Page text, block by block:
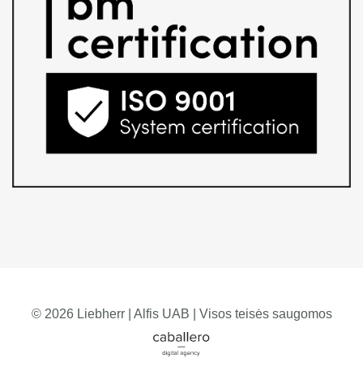
© 2026 Liebherr | Alfis UAB | Visos teisės saugomos